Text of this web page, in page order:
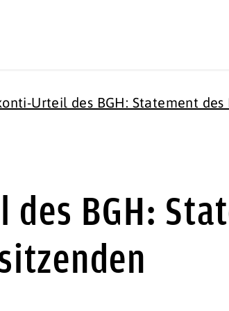
Urteil des BGH: Statement des
BGH: